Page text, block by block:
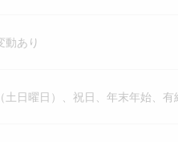
動あり
土日曜日）、祝日、年末年始、